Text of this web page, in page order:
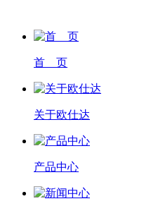
首 页
关于欧仕达
产品中心